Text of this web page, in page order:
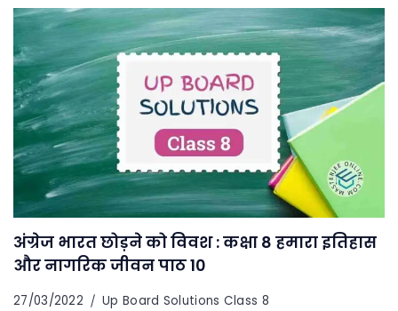
अंग्रेज भारत छोड़ने को विवश : कक्षा 8 हमारा इतिहास
और नागरिक जीवन पाठ 10
27/03/2022 Up Board Solutions Class 8